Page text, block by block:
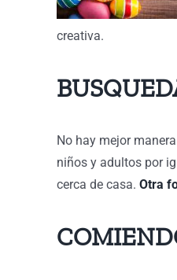
creativa.
No hay mejor
niños y adultos por
cerca de casa. Otra